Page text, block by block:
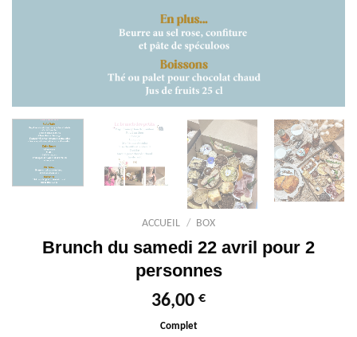
ACCUEIL / BOX
Brunch du samedi 22 avril pour 2
personnes
36,00 €
Complet